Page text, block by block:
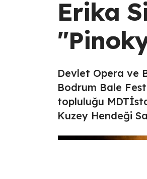
Erika
Devlet Opera ve
Bodrum Bale
topluluğu
Kuzey Hendeği